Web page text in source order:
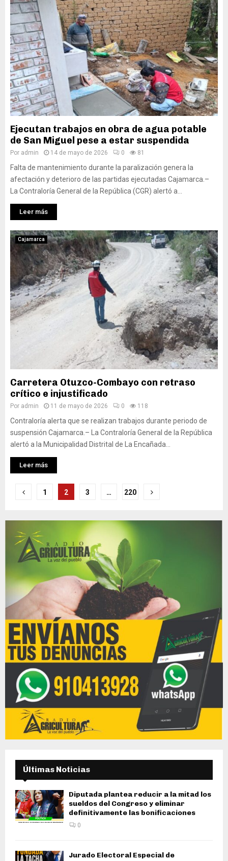
Ejecutan trabajos en obra de agua potable
de San Miguel pese a estar suspendida
Por admin 14 de mayo de 2026 0 81
Falta de mantenimiento durante la paralización genera la
afectación y deterioro de las partidas ejecutadas Cajamarca.–
La Contraloría General de la República (CGR) alertó a...
Leer más
Cajamarca
Carretera Otuzco-Combayo con retraso
crítico e injustificado
Por admin 11 de mayo de 2026 0 118
Contraloría alerta que se realizan trabajos durante periodo de
suspensión Cajamarca.– La Contraloría General de la República
alertó a la Municipalidad Distrital de La Encañada...
Leer más
Posts
1 2 3 … 220
Últimas Noticias
Diputada plantea reducir a la mitad los
sueldos del Congreso y eliminar
definitivamente las bonificaciones
0
Jurado Electoral Especial de